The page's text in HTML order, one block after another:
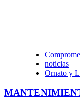
noticias
Ornato y